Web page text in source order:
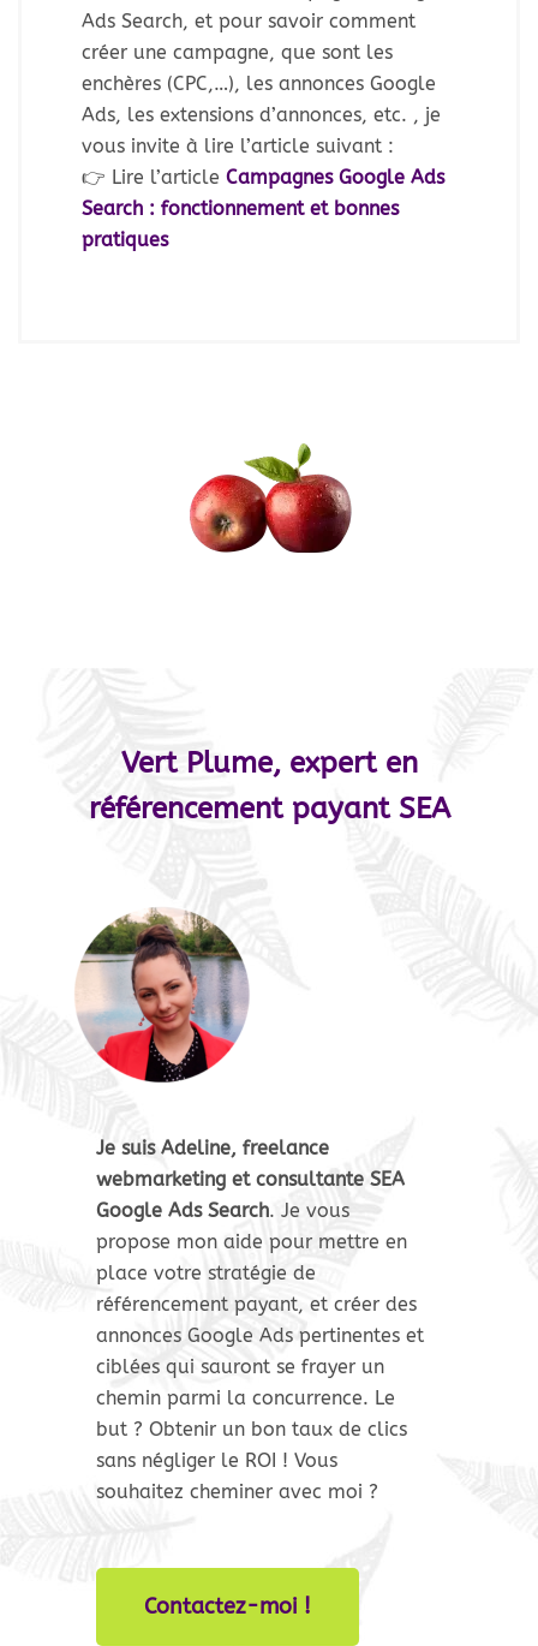
Ads Search, et pour savoir comment
créer une campagne, que sont les
enchères (CPC,…), les annonces Google
Ads, les extensions d’annonces, etc. , je
vous invite à lire l’article suivant :
👉 Lire l’article Campagnes Google Ads
Search : fonctionnement et bonnes
pratiques
Vert Plume, expert en
référencement payant SEA
Je suis Adeline, freelance
webmarketing et consultante SEA
Google Ads Search. Je vous
propose mon aide pour mettre en
place votre stratégie de
référencement payant, et créer des
annonces Google Ads pertinentes et
ciblées qui sauront se frayer un
chemin parmi la concurrence. Le
but ? Obtenir un bon taux de clics
sans négliger le ROI ! Vous
souhaitez cheminer avec moi ?
Contactez-moi !